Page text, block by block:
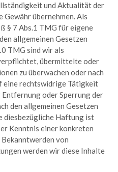
und Aktualität der
Gewähr übernehmen. Als
§ 7 Abs.1 TMG für eigene
allgemeinen Gesetzen
TMG sind wir als
übermittelte oder
zu überwachen oder nach
eine rechtswidrige Tätigkeit
oder Sperrung der
den allgemeinen Gesetzen
diesbezügliche Haftung ist
Kenntnis einer konkreten
von
werden wir diese Inhalte